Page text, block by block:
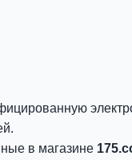
в магазине